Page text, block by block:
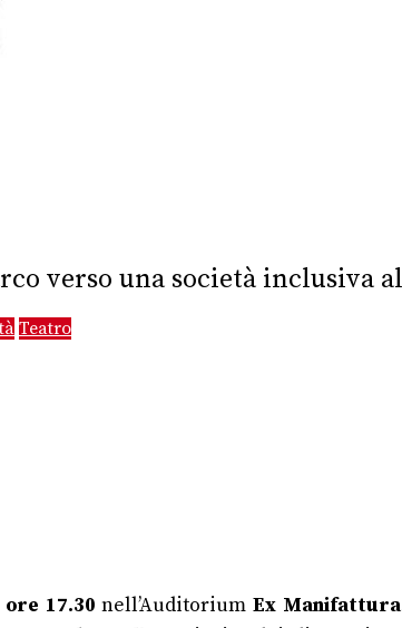
verso una società inclusiva
Teatro
17.30 nell’AuditoriumEx Manifattura